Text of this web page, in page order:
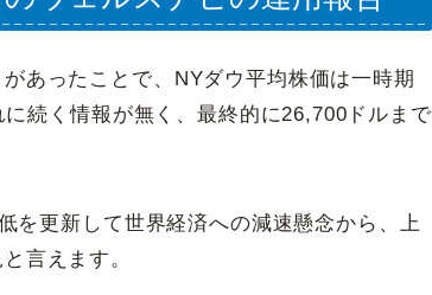
あったことで、NYダウ平均株価は一時期
続く情報が無く、最終的に26,700ドルまで
を更新して世界経済への減速懸念から、上
言えます。